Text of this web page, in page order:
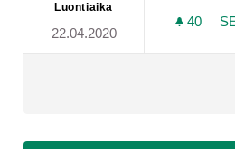
Luontiaika
22.04.2020
40